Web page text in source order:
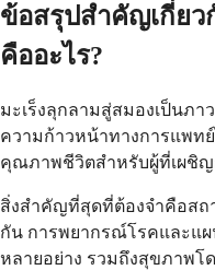
ข้อสรุปสำคัญเกี่ยว
คืออะไร?
มะเร็งลุกลามสู่สมองเป็นภา
ความก้าวหน้าทางการแพท
คุณภาพชีวิตสำหรับผู้ที่เผชิ
สิ่งสำคัญที่สุดที่ต้องจำคือส
กัน การพยากรณ์โรคและแ
หลายอย่าง รวมถึงสุขภาพโ